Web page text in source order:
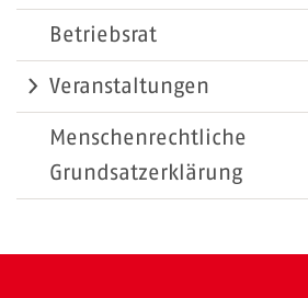
Betriebsrat
Veranstaltungen
Menschenrechtliche
Grundsatzerklärung